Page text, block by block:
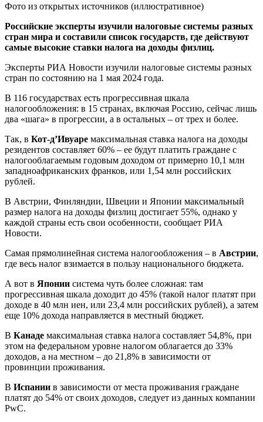
Фото из открытых источников (иллюстративное)
Российские эксперты изучили налоговые системы разных
стран мира и составили список государств, где действуют
самые высокие ставки налога на доходы физлиц.
Эксперты РИА Новости изучили налоговые системы разных
стран по состоянию на 1 мая 2024 года.
В 116 государствах есть прогрессивная шкала
налогообложения: в 15 странах, включая Россию, сейчас лишь
два «шага» в прогрессии, а в остальных – от трех и более.
Так, в Кот-д’Ивуаре максимальная ставка налога на доходы
резидентов составляет 60% – ее будут платить граждане с
налогооблагаемым годовым доходом от примерно 10,1 млн
западноафриканских франков, или 1,54 млн российских
рублей.
В Австрии, Финляндии, Швеции и Японии максимальный
размер налога на доходы физлиц достигает 55%, однако у
каждой страны есть свои особенности, сообщает РИА
Новости.
Самая прямолинейная система налогообложения – в Австрии,
где весь налог взимается в пользу национального бюджета.
А вот в Японии система чуть более сложная: там
прогрессивная шкала доходит до 45% (такой налог платят при
доходе в 40 млн иен, или 23,4 млн российских рублей), а затем
еще 10% дохода направляется в местный бюджет.
В Канаде максимальная ставка налога составляет 54,8%, при
этом на федеральном уровне налогом облагается до 33%
доходов, а на местном – до 21,8% в зависимости от
провинции проживания.
В Испании в зависимости от места проживания граждане
платят до 54% от своих доходов, следует из данных компании
PwC.